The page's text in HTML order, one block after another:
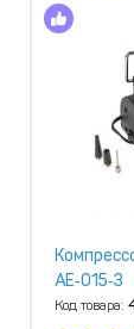
AE‑015‑3
Код товара: